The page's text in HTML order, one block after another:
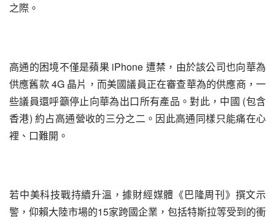
之際。
高通的困境不僅是蘋果 iPhone 遭禁，由於該公司也向華為
供應舊款 4G 晶片，而美國議員正在審查華為的供應商，一
些議員還呼籲停止向華為出口所有產品。對此，中國 (包含
香港) 約占高通營收的三分之二。因此高通同樣只能痛在心
裡、口難開。
若中美科技戰持續升溫，據財經媒體《巴隆周刊》撰文示
警，仰賴大陸市場的15家跨國企業，包括特斯拉等受到的衝